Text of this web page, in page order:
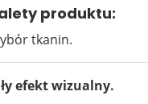
produktu:
tkanin.
efekt wizualny.